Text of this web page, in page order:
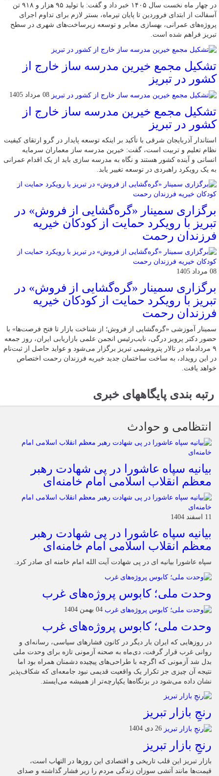
در چهار ماه نخست سال ۱۴۰۵ خبر داد و گفت: با تولید ۹۵ هزار و ۹۱۸ تن
آسفالت از ابتدای فروردین تا پایان تیرماه، بستر لازم برای تداوم اجرای
پروژه‌های عمرانی، بهسازی معابر و توسعه زیرساخت‌های شهری در سطح
تبریز فراهم شده است.
تشکیل مجمع خیرین مدرسه ‌ساز خارج از
کشور در تبریز
08 مرداد 1405
تشکیل مجمع خیرین مدرسه ‌ساز خارج از
کشور در تبریز
استاندار آذربایجان شرقی با تأکید بر اینکه توسعه پایدار در گرو ارتقای کیفیت
نظام تعلیم و تربیت است، گفت: خیرین مدرسه ‌ساز معماران سرمایه
انسانی و آینده کشور هستند و نگاه به مدرسه‌ سازی باید از یک اقدام عمرانی
به یک رویکرد راهبردی در توسعه تغییر یابد.
برگزاری سمینار «گره‌گشایی از فروش» در
تبریز با رویکرد حمایت از کودکان خیریه
فرزندان رحمت
08 مرداد 1405
برگزاری سمینار «گره‌گشایی از فروش» در
تبریز با رویکرد حمایت از کودکان خیریه
فرزندان رحمت
سمینار آموزشی «گره‌گشایی از فروش؛ از شناخت بازار تا فتح فرصت‌ها» با
حضور دکتر پرویز درگی، نایب‌رئیس انجمن علمی بازاریابی ایران، روز جمعه
۹ مردادماه در تالار پتروشیمی تبریز برگزار می‌شود و عواید حاصل از ثبت‌نام
در این رویداد، به ساخت ساختمان جدید خیریه فرزندان رحمت اختصاص
خواهد یافت.
رتبه بندی پایگاههای خبری
انتظامی و حوادث
بیانیه سپاه عاشورا در پی شهادت رهبر
معظم انقلاب اسلامی امام خامنه‌ای
11 اسفند 1404
بیانیه سپاه عاشورا در پی شهادت رهبر
معظم انقلاب اسلامی امام خامنه‌ای
سپاه عاشورا بیانیه ای در پی شهادت آیت الله امام خامنه ای صادر کرد.
وحدت ملی؛ کابوس پروژه‌های غرب
04 بهمن 1404
وحدت ملی؛ کابوس پروژه‌های غرب
در روزهایی که ایران بار دیگر در کانون فشارهای سیاسی، رسانه‌ای و
روانی غرب قرار گرفت، دی‌ماه به صحنه آزمونی تازه برای وحدت ملی
بدل شد آزمونی که اگرچه با طراحی‌های پیچیده دشمنان همراه بود اما
نتیجه آن چیزی جز تکرار یک واقعیت قدیمی نبود جامعه‌ای که شکاف‌پذیر
نشان داده می‌شود در بزنگاه‌ها یکپارچه‌تر از همیشه می‌ایستد.
رنجِ بازار تبریز
26 دی 1404
رنجِ بازار تبریز
بازار تبریز این قلب تاریخی و اقتصادی این روزها در التهاب است،
قیمت‌ها مانند آتشی سوزان زندگی مردم را زیر فشار گذاشته و صدای